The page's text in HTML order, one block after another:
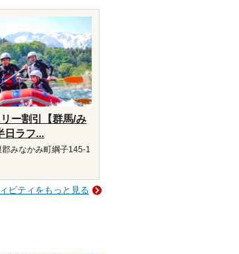
ー割引【群馬/み
日ラフ...
みなかみ町綱子145-1
ビティをもっと見る